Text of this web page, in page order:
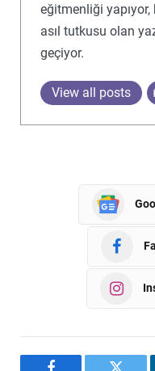
eğitmenliği yapıyor,
asıl tutkusu olan
geçiyor.
View all posts